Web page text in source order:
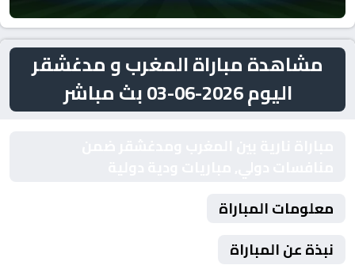
مشاهدة مباراة المغرب و مدغشقر
اليوم 2026-06-03 بث مباشر
معلومات المباراة
نبذة عن المباراة